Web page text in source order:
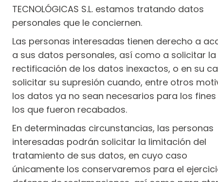
TECNOLÓGICAS S.L. estamos tratando datos
personales que le conciernen.
Las personas interesadas tienen derecho a
a sus datos personales, así como a solicitar la
rectificación de los datos inexactos, o en su
solicitar su supresión cuando, entre otros
los datos ya no sean necesarios para los
los que fueron recabados.
En determinadas circunstancias, las personas
interesadas podrán solicitar la limitación del
tratamiento de sus datos, en cuyo caso
únicamente los conservaremos para el